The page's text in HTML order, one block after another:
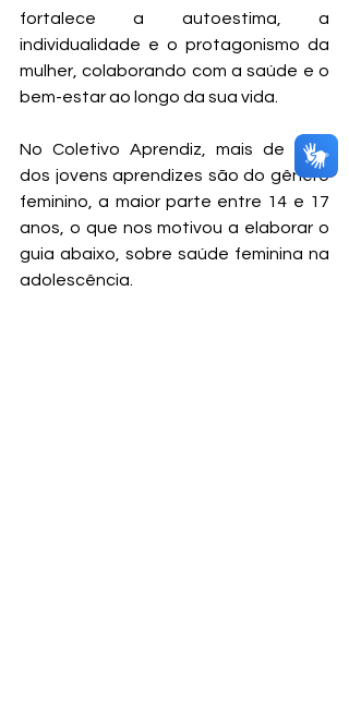
fortalece a autoestima, a
individualidade e o protagonismo da
mulher, colaborando com a saúde e o
bem-estar ao longo da sua vida.
No Coletivo Aprendiz, mais de 60%
dos jovens aprendizes são do gênero
feminino, a maior parte entre 14 e 17
anos, o que nos motivou a elaborar o
guia abaixo, sobre saúde feminina na
adolescência.